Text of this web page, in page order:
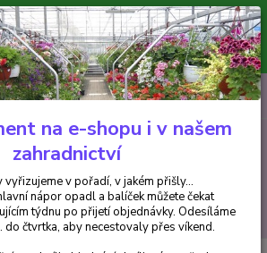
pro odeslání z e-shopu je 300 Kč.
objednávek opadl a balíček můžete čekat
týdnu po přijetí objednávky. Objednávky
v pořadí, v jakém přišly...
CZK
Hledat
0ks
za0 Kč
na e-shopu i v našem
zahradnictví
vyřizujeme v pořadí, v jakém přišly...
nápor opadl a balíček můžete čekat
týdnu po přijetí objednávky. Odesíláme
čtvrtka, aby necestovaly přes víkend.